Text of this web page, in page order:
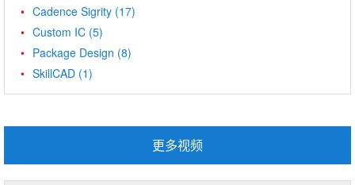
Cadence Sigrity (17)
Custom IC (5)
Package Design (8)
SkillCAD (1)
更多视频